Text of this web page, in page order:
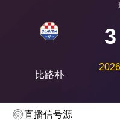
比路朴
3
直播信号源